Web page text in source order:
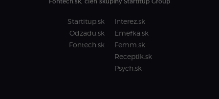
Fontech.sk, člen skupiny Startitup Group
Startitup.sk
Odzadu.sk
Fontech.sk
Interez.sk
Emefka.sk
Femm.sk
Receptik.sk
Psych.sk